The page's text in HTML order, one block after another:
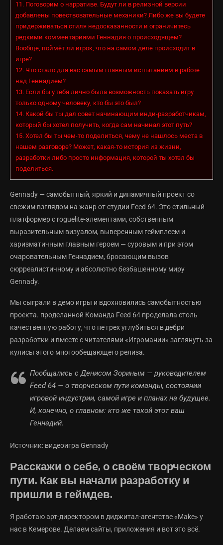
11. Поговорим о нарративе. Будут ли в релизной версии
добавлены повествовательные механики? Либо же вы будете
придерживаться стиля недосказанности и ограничитесь
редкими комментариями Геннадия о происходящем?
Вообще, поймёт ли игрок, что на самом деле происходит в
игре?
12. Что стало для вас самым главным испытанием в работе
над Геннадием?
13. Если бы у тебя лично была возможность показать игру
только одному человеку, кто бы это был?
14. Какой бы ты дал совет начинающим инди-разработчикам,
который бы хотел получить, когда сам начинал этот путь?
15. Хотел бы ты чем-то поделиться, чему не нашлось места в
нашем разговоре? Может, какая-то история из жизни,
разработки либо просто информация, которой ты хотел бы
поделиться.
Gennady — самобытный, яркий и динамичный проект со
свежим взглядом на жанр от студии Feed 64. Это стильный
платформер с roguelite-элементами, собственным
выразительным визуалом, выверенным геймплеем и
харизматичным главным героем — суровым и при этом
очаровательным Геннадием, бросающим вызов
сюрреалистичному и абсолютно безбашенному миру
Gennady.
Мы сыграли в демо игры и вдохновились самобытностью
проекта. проделанной Команда Feed 64 проделала столь
качественную работу, что не грех углубиться в дебри
разработки и вместе с читателями «Игромании» заглянуть за
кулисы этого многообещающего релиза.
Пообщались с Денисом Зориным — руководителем
Feed 64 — о творческом пути команды, состоянии
игровой индустрии, самой игре и планах на будущее.
И, конечно, о главном: кто же такой этот ваш
Геннадий.
Источник: видеоигра Gennady
Расскажи о себе, о своём творческом
пути. Как вы начали разработку и
пришли в геймдев.
Я работаю арт-директором в диджитал-агентстве «Make» у
нас в Кемерове. Делаем сайты, приложения и вот это всё.